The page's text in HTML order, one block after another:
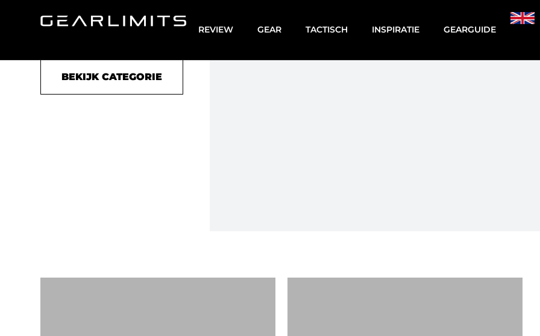
REVIEW GEAR TACTISCH INSPIRATIE GEARGUIDE
PhotoGallery
BEKIJK CATEGORIE